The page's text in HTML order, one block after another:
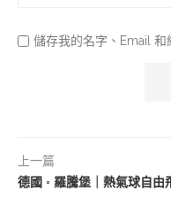
儲存我的名字、Email 和
上一篇
德國 ◦ 羅騰堡｜熱氣球自由